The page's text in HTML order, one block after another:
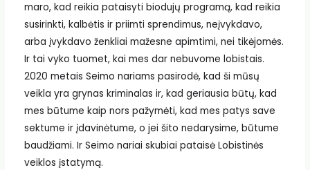
maro, kad reikia pataisyti biodujų programą, kad reikia
susirinkti, kalbėtis ir priimti sprendimus, neįvykdavo,
arba įvykdavo ženkliai mažesne apimtimi, nei tikėjomės.
Ir tai vyko tuomet, kai mes dar nebuvome lobistais.
2020 metais Seimo nariams pasirodė, kad ši mūsų
veikla yra grynas kriminalas ir, kad geriausia būtų, kad
mes būtume kaip nors pažymėti, kad mes patys save
sektume ir įdavinėtume, o jei šito nedarysime, būtume
baudžiami. Ir Seimo nariai skubiai pataisė Lobistinės
veiklos įstatymą.